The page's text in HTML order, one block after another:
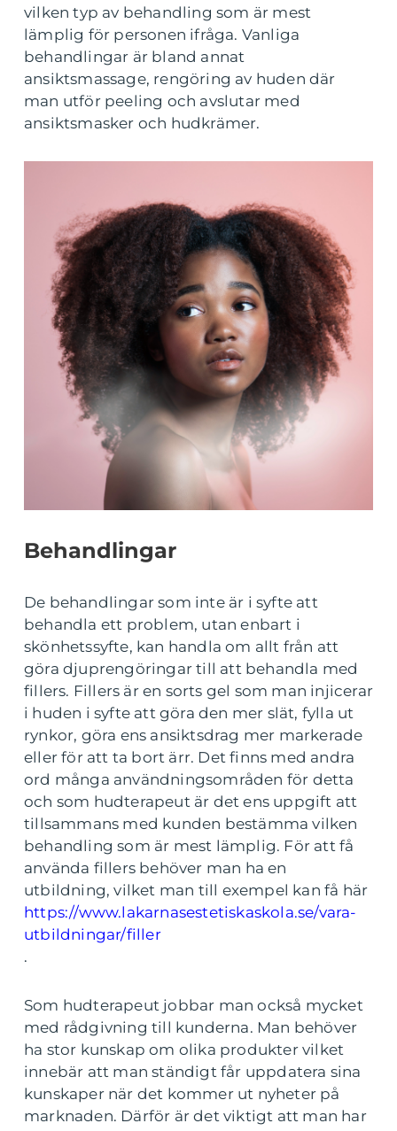
vilken typ av behandling som är mest
lämplig för personen ifråga. Vanliga
behandlingar är bland annat
ansiktsmassage, rengöring av huden där
man utför peeling och avslutar med
ansiktsmasker och hudkrämer.
Behandlingar
De behandlingar som inte är i syfte att
behandla ett problem, utan enbart i
skönhetssyfte, kan handla om allt från att
göra djuprengöringar till att behandla med
fillers. Fillers är en sorts gel som man injicerar
i huden i syfte att göra den mer slät, fylla ut
rynkor, göra ens ansiktsdrag mer markerade
eller för att ta bort ärr. Det finns med andra
ord många användningsområden för detta
och som hudterapeut är det ens uppgift att
tillsammans med kunden bestämma vilken
behandling som är mest lämplig. För att få
använda fillers behöver man ha en
utbildning, vilket man till exempel kan få här
https://www.lakarnasestetiskaskola.se/vara-
utbildningar/filler
.
Som hudterapeut jobbar man också mycket
med rådgivning till kunderna. Man behöver
ha stor kunskap om olika produkter vilket
innebär att man ständigt får uppdatera sina
kunskaper när det kommer ut nyheter på
marknaden. Därför är det viktigt att man har